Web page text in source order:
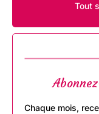
Tout
Chaque mois,